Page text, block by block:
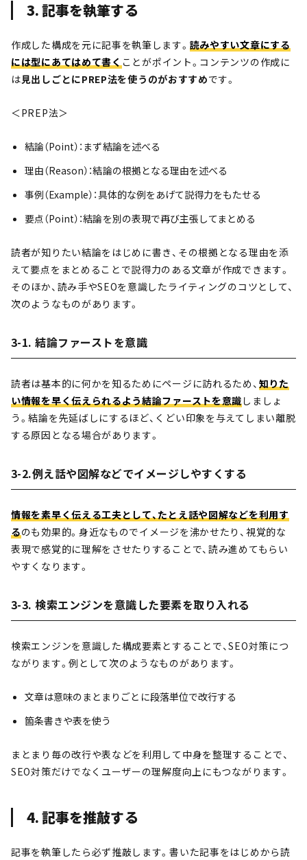
3. 記事を執筆する
作成した構成を元に記事を執筆します。 読みやすい文章にする
には型にあてはめて書くことがポイント。コンテンツの作成に
は見出しごとにPREP法を使うのがおすすめです。
＜PREP法＞
結論（Point）：まず結論を述べる
理由（Reason）：結論の根拠となる理由を述べる
事例（Example）：具体的な例をあげて説得力をもたせる
要点（Point）：結論を別の表現で再び主張してまとめる
読者が知りたい結論をはじめに書き、その根拠となる理由を添
えて要点をまとめることで説得力のある文章が作成できます。
そのほか、読み手やSEOを意識したライティングのコツとして、
次のようなものがあります。
3-1. 結論ファーストを意識
読者は基本的に何かを知るためにページに訪れるため、 知りた
い情報を早く伝えられるよう結論ファーストを意識しましょ
う。結論を先延ばしにするほど、くどい印象を与えてしまい離脱
する原因となる場合があります。
3-2.例え話や図解などでイメージしやすくする
情報を素早く伝える工夫として、たとえ話や図解などを利用す
るのも効果的。身近なものでイメージを沸かせたり、視覚的な
表現で感覚的に理解をさせたりすることで、読み進めてもらい
やすくなります。
3-3. 検索エンジンを意識した要素を取り入れる
検索エンジンを意識した構成要素とすることで、SEO対策につ
ながります。例として次のようなものがあります。
文章は意味のまとまりごとに段落単位で改行する
箇条書きや表を使う
まとまり毎の改行や表などを利用して中身を整理することで、
SEO対策だけでなくユーザーの理解度向上にもつながります。
4. 記事を推敲する
記事を執筆したら必ず推敲します。書いた記事をはじめから読